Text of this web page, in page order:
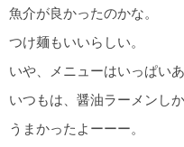
魚介が良かったのかな。
つけ麺もいいらしい。
いや、メニューはいっぱい
いつもは、醤油ラーメンし
うまかったよーーー。